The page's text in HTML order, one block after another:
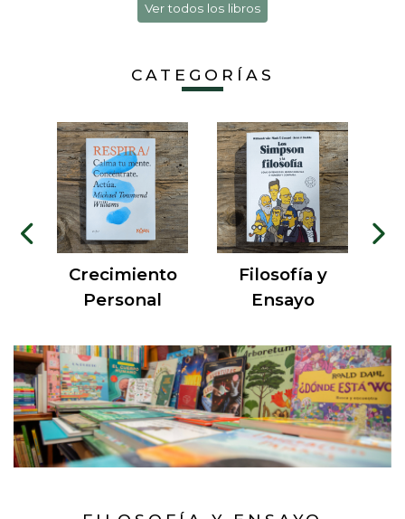
Ver todos los libros
CATEGORÍAS
Crecimiento
Personal
Filosofía y
Ensayo